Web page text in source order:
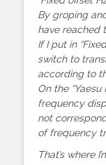
By groping
have reached
If I put in
switch to
according to
On the “Yaesu
frequency
not
of frequency
That’s where